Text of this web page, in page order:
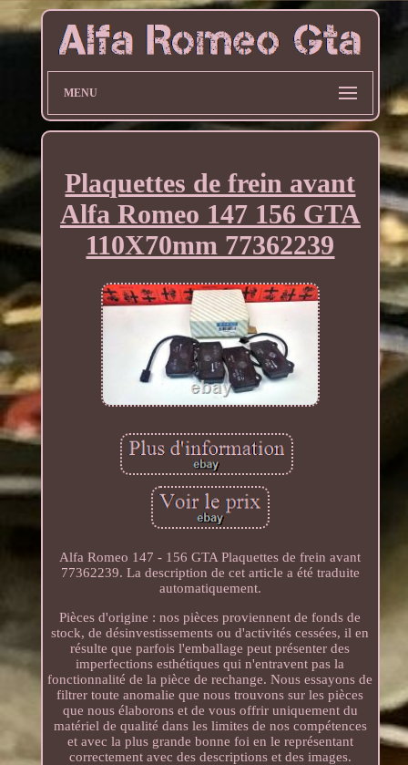
MENU
Plaquettes de frein avant
Alfa Romeo 147 156 GTA
110X70mm 77362239
Alfa Romeo 147 - 156 GTA Plaquettes de frein avant
77362239. La description de cet article a été traduite
automatiquement.
Pièces d'origine : nos pièces proviennent de fonds de
stock, de désinvestissements ou d'activités cessées, il en
résulte que parfois l'emballage peut présenter des
imperfections esthétiques qui n'entravent pas la
fonctionnalité de la pièce de rechange. Nous essayons de
filtrer toute anomalie que nous trouvons sur les pièces
que nous élaborons et de vous offrir uniquement du
matériel de qualité dans les limites de nos compétences
et avec la plus grande bonne foi en le représentant
correctement avec des descriptions et des images.